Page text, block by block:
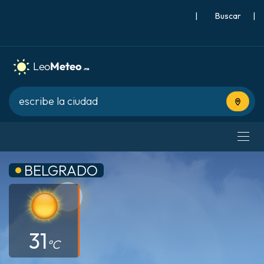
| |
Usa tu
BELGRADO
31 °C